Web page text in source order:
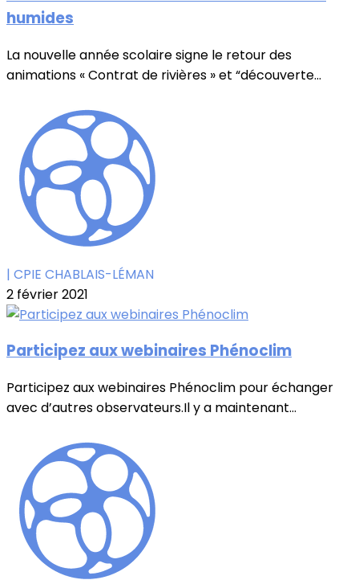
humides
La nouvelle année scolaire signe le retour des
animations « Contrat de rivières » et “découverte...
| CPIE CHABLAIS-LÉMAN
2 février 2021
Participez aux webinaires Phénoclim
Participez aux webinaires Phénoclim pour échanger
avec d’autres observateurs.Il y a maintenant...